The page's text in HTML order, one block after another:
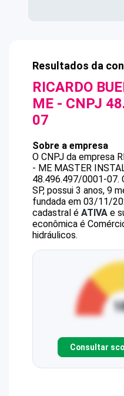
Resultados da
RICARDO
ME - CNPJ
07
Sobre a empresa
O CNPJ da empresa
- ME MASTER
48.496.497/0001-07.
SP, possui 3 anos, 9
fundada em 03/11/
cadastral é ATIVA e
econômica é
hidráulicos.
Consultar